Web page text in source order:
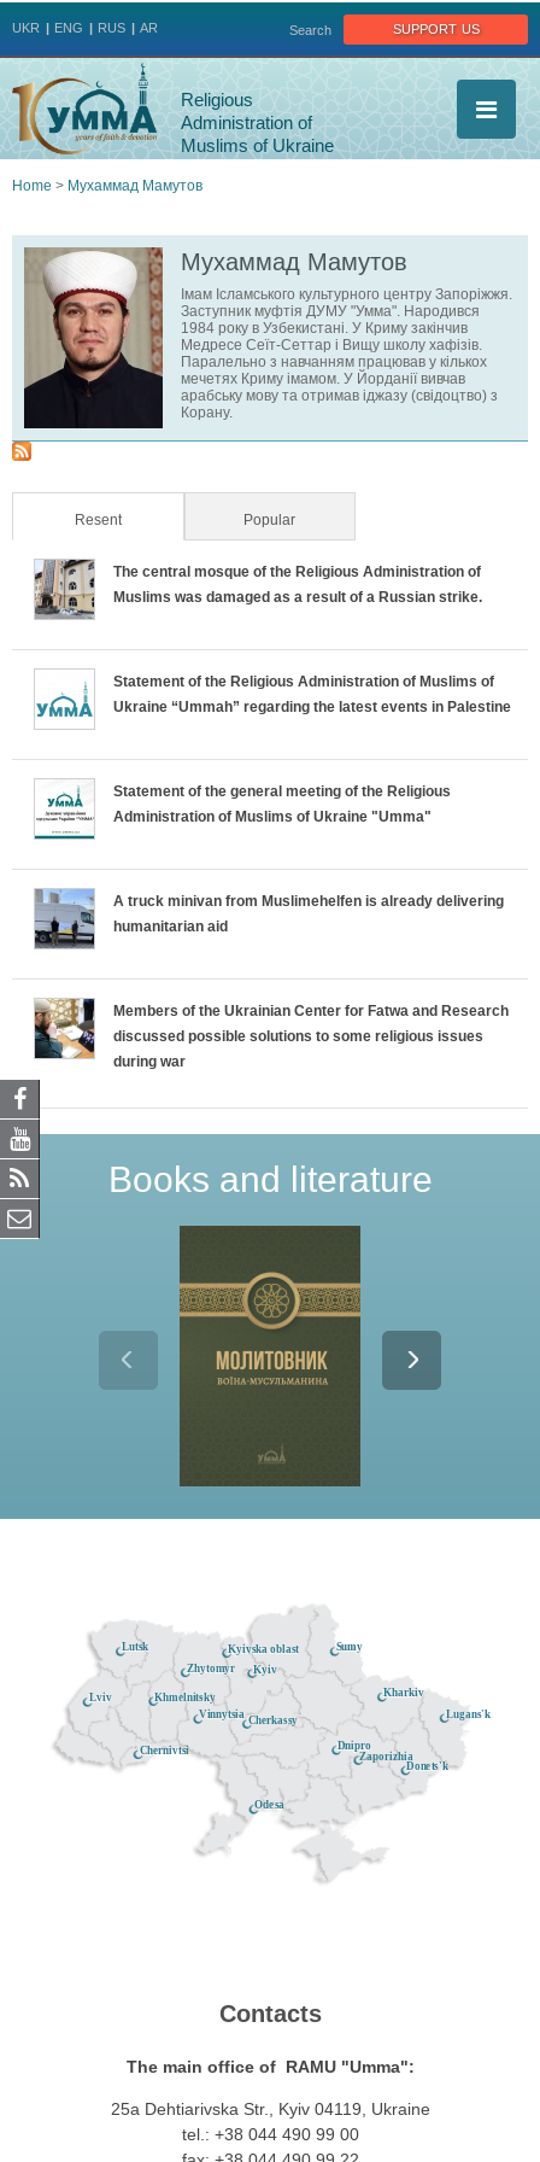
support us
Search
UKR ENG RUS AR
Religious
Administration of
Muslims of Ukraine
here
Home > Мухаммад Мамутов
Мухаммад Мамутов
Імам Ісламського культурного центру Запоріжжя.
Заступник муфтія ДУМУ "Умма". Народився
1984 року в Узбекистані. У Криму закінчив
Медресе Сеїт-Сеттар і Вищу школу хафізів.
Паралельно з навчанням працював у кількох
мечетях Криму імамом. У Йорданії вивчав
арабську мову та отримав іджазу (свідоцтво) з
Корану.
Resent(active tab) Popular
The central mosque of the Religious Administration of
Muslims was damaged as a result of a Russian strike.
Statement of the Religious Administration of Muslims of
Ukraine “Ummah” regarding the latest events in Palestine
Statement of the general meeting of the Religious
Administration of Muslims of Ukraine "Umma"
A truck minivan from Muslimehelfen is already delivering
humanitarian aid
Members of the Ukrainian Center for Fatwa and Research
discussed possible solutions to some religious issues
during war
Books and literature
Kyiv
Dnipro
Donets'k
Lugans'k
Sumy
Kyivska oblast
Lutsk
Zhytomyr
Khmelnitsky
Cherkassy
Odesa
Vinnytsia
Zaporizhia
Chernivtsi
Lviv Kharkiv
Contacts
The main office of RAMU "Umma":
25a Dehtiarivska Str., Kyiv 04119, Ukraine
tel.: +38 044 490 99 00